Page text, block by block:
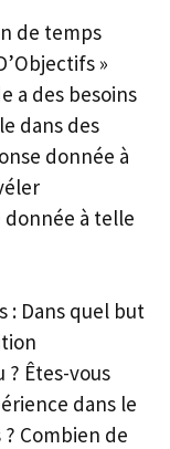
de temps
»
a des besoins
dans des
donnée à
à telle
: Dans quel but
? Êtes-vous
dans le
Combien de